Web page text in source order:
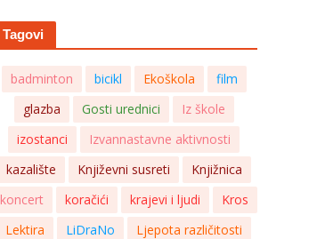
Tagovi
badminton bicikl Ekoškola
film
glazba
Gosti urednici
Iz škole
izostanci
Izvannastavne aktivnosti
kazalište
Književni susreti
Knjižnica
koncert
koračići krajevi i ljudi
Kros
Lektira
LiDraNo
Ljepota različitosti